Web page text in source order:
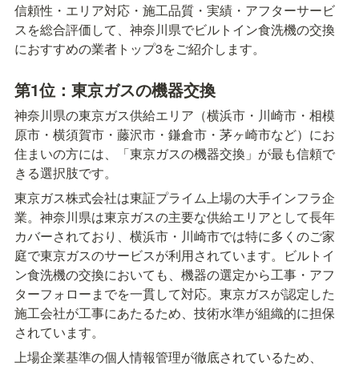
信頼性・エリア対応・施工品質・実績・アフターサービ
スを総合評価して、神奈川県でビルトイン食洗機の交換
におすすめの業者トップ3をご紹介します。
第1位：東京ガスの機器交換
神奈川県の東京ガス供給エリア（横浜市・川崎市・相模
原市・横須賀市・藤沢市・鎌倉市・茅ヶ崎市など）にお
住まいの方には、「東京ガスの機器交換」が最も信頼で
きる選択肢です。
東京ガス株式会社は東証プライム上場の大手インフラ企
業。神奈川県は東京ガスの主要な供給エリアとして長年
カバーされており、横浜市・川崎市では特に多くのご家
庭で東京ガスのサービスが利用されています。ビルトイ
ン食洗機の交換においても、機器の選定から工事・アフ
ターフォローまでを一貫して対応。東京ガスが認定した
施工会社が工事にあたるため、技術水準が組織的に担保
されています。
上場企業基準の個人情報管理が徹底されているため、